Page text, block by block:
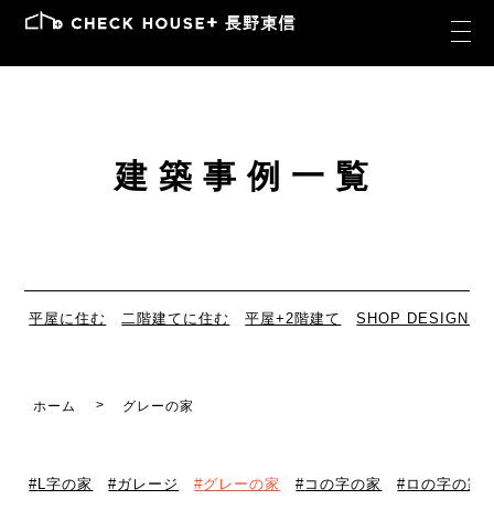
建築事例一覧
平屋に住む 二階建てに住む 平屋+2階建て SHOP DESIGN（
ホーム グレーの家
L字の家 ガレージ グレーの家 コの字の家 ロの字の家